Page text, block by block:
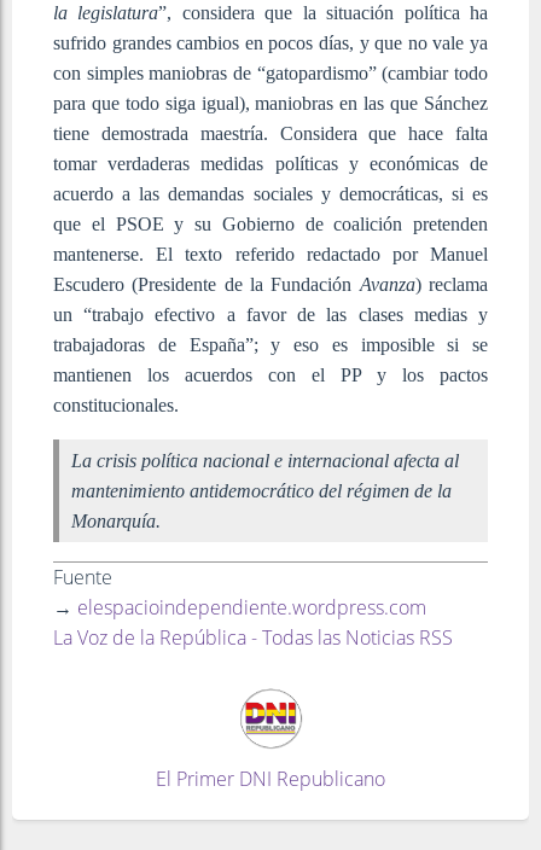
la legislatura”, considera que la situación política ha
sufrido grandes cambios en pocos días, y que no vale ya
con simples maniobras de “gatopardismo” (cambiar todo
para que todo siga igual), maniobras en las que Sánchez
tiene demostrada maestría. Considera que hace falta
tomar verdaderas medidas políticas y económicas de
acuerdo a las demandas sociales y democráticas, si es
que el PSOE y su Gobierno de coalición pretenden
mantenerse. El texto referido redactado por Manuel
Escudero (Presidente de la Fundación Avanza) reclama
un “trabajo efectivo a favor de las clases medias y
trabajadoras de España”; y eso es imposible si se
mantienen los acuerdos con el PP y los pactos
constitucionales.
La crisis política nacional e internacional afecta al
mantenimiento antidemocrático del régimen de la
Monarquía.
Fuente
→ elespacioindependiente.wordpress.com
La Voz de la República - Todas las Noticias RSS
El Primer DNI Republicano